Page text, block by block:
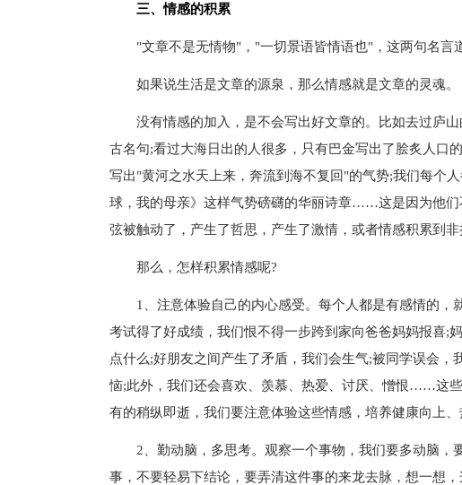
三、情感的积累
"文章不是无情物"，"一切景语皆情语也"，这两句名言道
如果说生活是文章的源泉，那么情感就是文章的灵魂。
没有情感的加入，是不会写出好文章的。比如去过庐山
古名句;看过大海日出的人很多，只有巴金写出了脍炙人口
写出"黄河之水天上来，奔流到海不复回"的气势;我们每个
球，我的母亲》这样气势磅礴的华丽诗章……这是因为他
弦被触动了，产生了哲思，产生了激情，或者情感积累到
那么，怎样积累情感呢?
1、注意体验自己的内心感受。每个人都是有感情的，
考试得了好成绩，我们恨不得一步跨到家向爸爸妈妈报喜;
点什么;好朋友之间产生了矛盾，我们会生气;被同学误会
恼;此外，我们还会喜欢、羡慕、热爱、讨厌、憎恨……这
有的稍纵即逝，我们要注意体验这些情感，培养健康向上、
2、勤动脑，多思考。观察一个事物，我们要多动脑，
事，不要轻易下结论，要弄清这件事的来龙去脉，想一想